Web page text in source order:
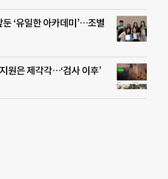
‘유일한 아카데미’…조별
원은 제각각…‘검사 이후’